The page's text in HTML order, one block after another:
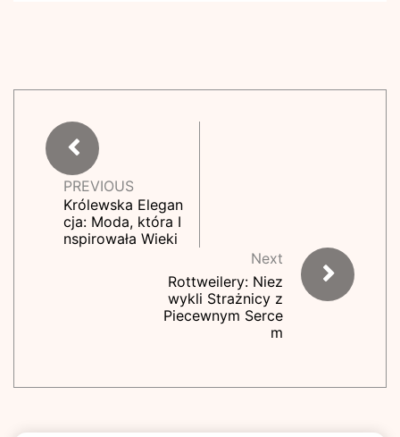
PREVIOUS
Królewska Elegan
cja: Moda, która I
nspirowała Wieki
Next
Rottweilery: Niez
wykli Strażnicy z
Piecewnym Serce
m